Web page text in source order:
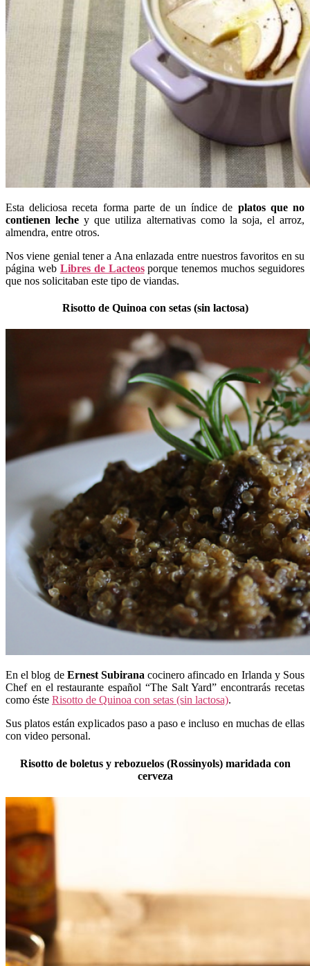
Esta deliciosa receta forma parte de un índice de platos que no
contienen leche y que utiliza alternativas como la soja, el arroz,
almendra, entre otros.
Nos viene genial tener a Ana enlazada entre nuestros favoritos en su
página web Libres de Lacteos porque tenemos muchos seguidores
que nos solicitaban este tipo de viandas.
Risotto de Quinoa con setas (sin lactosa)
En el blog de Ernest Subiranacocinero afincado en Irlanda y Sous
Chef en el restaurante español “The Salt Yard” encontrarás recetas
como éste Risotto de Quinoa con setas (sin lactosa).
Sus platos están explicados paso a paso e incluso en muchas de ellas
con video personal.
Risotto de boletus y rebozuelos (Rossinyols) maridada con
cerveza